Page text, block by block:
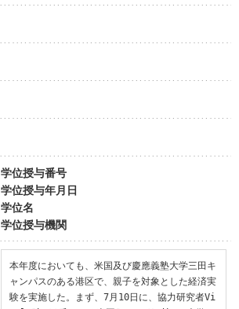
学位授与番号
学位授与年月日
学位名
学位授与機関
本年度においても、米国及び慶應義塾大学三田キ
ャンパスのある港区で、親子を対象とした経済実
験を実施した。まず、7月10日に、協力研究者Vi